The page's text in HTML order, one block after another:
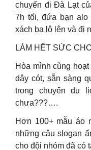
chuyến đi Đà Lạt
7h tối, đứa bạn
xách ba lô lên và đi
LÀM HẾT SỨC
Hòa mình cùng
dây cót, sẵn sàng
trong chuyến du
chưa???….
Hơn 100+ mẫu áo
những câu slogan
cho đội nhóm đã có